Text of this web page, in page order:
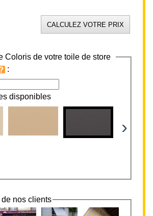
Coloris de votre toile de store
:
disponibles
›
nos clients